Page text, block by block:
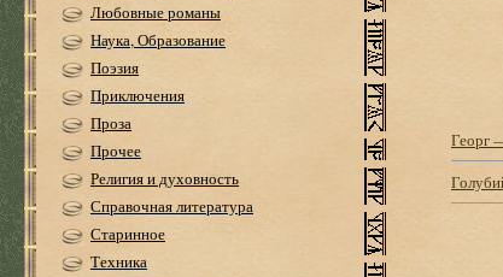
Любовные романы
Наука, Образование
Поэзия
Приключения
Проза
Прочее
Религия и духовность
Справочная литература
Старинное
Техника
Георг